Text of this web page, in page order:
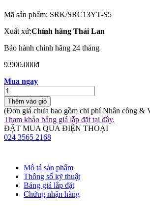
Mã sản phẩm: SRK/SRC13YT-S5
Xuất xứ:Chính hãng Thái Lan
Bảo hành chính hãng 24 tháng
9.900.000đ
Mua ngay
Thêm vào giỏ
(Đơn giá chưa bao gồm chi phí Nhân công &
Tham khảo bảng giá lắp đặt tại đây.
ĐẶT MUA QUA ĐIỆN THOẠI
024 3565 2168
Mô tả sản phẩm
Thông số kỹ thuật
Bảng giá lắp đặt
Chứng nhận hãng